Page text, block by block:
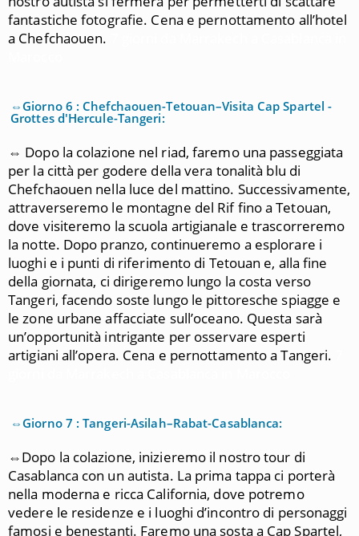
fantastiche fotografie. Cena e pernottamento all’hotel
a Chefchaouen.
⇔Giorno 6 : Chefchaouen-Tetouan–Visita Cap Spartel -
Grottes d'Hercule-Tangeri:
⇔ Dopo la colazione nel riad, faremo una passeggiata
per la città per godere della vera tonalità blu di
Chefchaouen nella luce del mattino. Successivamente,
attraverseremo le montagne del Rif fino a Tetouan,
dove visiteremo la scuola artigianale e trascorreremo
la notte. Dopo pranzo, continueremo a esplorare i
luoghi e i punti di riferimento di Tetouan e, alla fine
della giornata, ci dirigeremo lungo la costa verso
Tangeri, facendo soste lungo le pittoresche spiagge e
le zone urbane affacciate sull’oceano. Questa sarà
un’opportunità intrigante per osservare esperti
artigiani all’opera. Cena e pernottamento a Tangeri.
⇔Giorno 7 : Tangeri-Asilah–Rabat-Casablanca:
⇔Dopo la colazione, inizieremo il nostro tour di
Casablanca con un autista. La prima tappa ci porterà
nella moderna e ricca California, dove potremo
vedere le residenze e i luoghi d’incontro di personaggi
famosi e benestanti. Faremo una sosta a Cap Spartel,